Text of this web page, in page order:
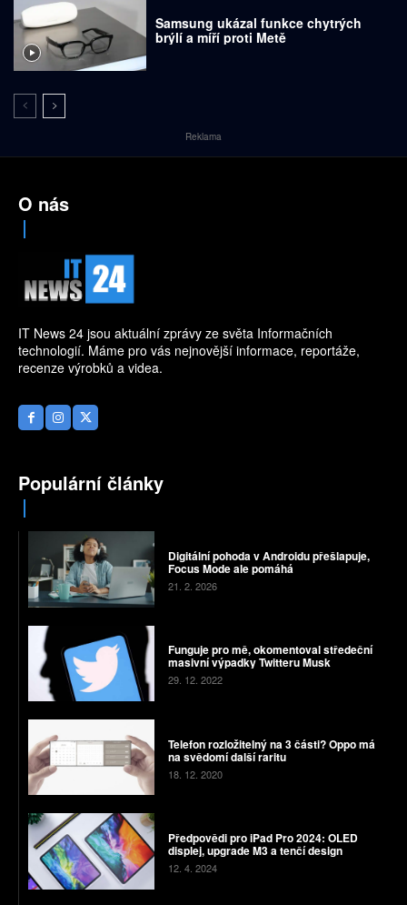
Samsung ukázal funkce chytrých
brýlí a míří proti Metě
Reklama
O nás
IT News 24 jsou aktuální zprávy ze světa Informačních
technologií. Máme pro vás nejnovější informace, reportáže,
recenze výrobků a videa.
Populární články
Digitální pohoda v Androidu přešlapuje,
Focus Mode ale pomáhá
21. 2. 2026
Funguje pro mě, okomentoval středeční
masivní výpadky Twitteru Musk
29. 12. 2022
Telefon rozložitelný na 3 části? Oppo má
na svědomí další raritu
18. 12. 2020
Předpovědi pro iPad Pro 2024: OLED
displej, upgrade M3 a tenčí design
12. 4. 2024